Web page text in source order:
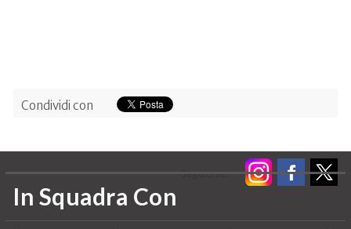
Condividi con
Seguici su:
In Squadra Con